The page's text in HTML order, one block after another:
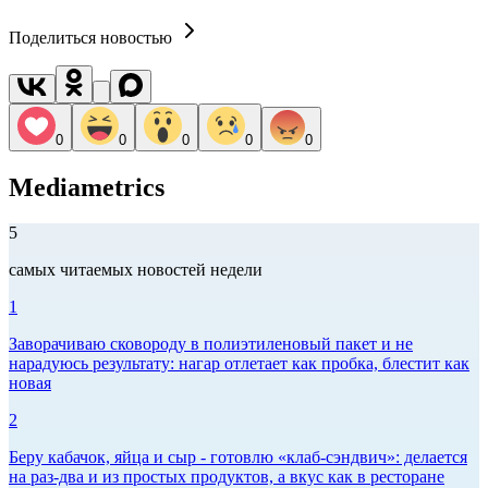
Поделиться новостью
0 0 0 0 0
Mediametrics
5
самых читаемых новостей недели
1
Заворачиваю сковороду в полиэтиленовый пакет и не
нарадуюсь результату: нагар отлетает как пробка, блестит как
новая
2
Беру кабачок, яйца и сыр - готовлю «клаб-сэндвич»: делается
на раз-два и из простых продуктов, а вкус как в ресторане